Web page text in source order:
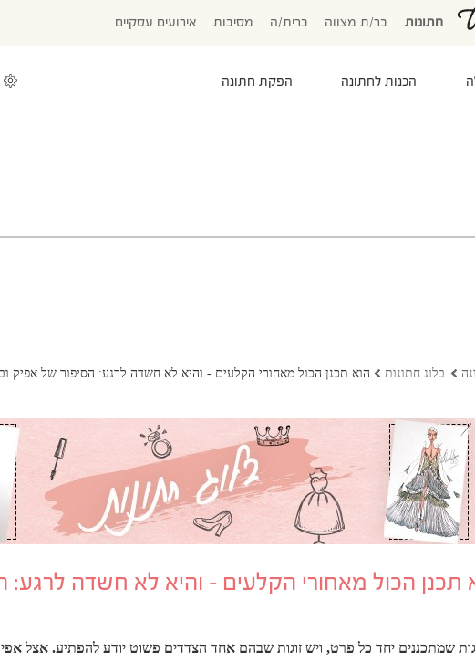
חתונות בר/ת מצווה ברית/ה מסיבות אירועים עסקיים
הכנות לחתונה הפקת חתונה
בלוג חתונות הוא תכנן הכול מאחורי הקלעים - והיא לא חשדה לרגע: הסיפור של אפיק
תכנן הכול מאחורי הקלעים - והיא לא חשדה לרגע:
שמתכננים יחד כל פרט, ויש זוגות שבהם אחד הצדדים פשוט יודע להפתיע. אצל